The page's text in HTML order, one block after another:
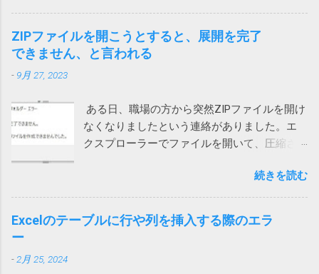
リが破損て驚いた」（原文ママ）。わけのわ
からん高齢者に無用なストレスを与えていま
す。 大体レジストリーとか言って、それの意
ックはひどいことになっているけれど、個人
向けのノートンライフロックは大丈夫みたい
と思っていたら、こんなことになるとは。 も
う、セキュリティ製品を買うのはやめて、
Windows に最初からついてくる Microsoft
いう余計な問題も起きないし。 2022/9/1 追
プリを再インストール ローカルネットワーク
へのアクセス許可 今回は、上記対策を試して
も直らないiPhoneがありました。 通話する際
に一瞬チラッと次の画面が見えます。 そこ
Teamsを選んでも変更できます） これで、通
話が切れなくなりました。 アプリインストー
ル時に許可を求められたような気がします。
うのでしょう。 Wi-Fiを使うと切れる 別のユー
ザーから問い合わせがあり、上記対策を行っ
ても通話すると切れる状態に。しかも、私か
ZIPファイルを開こうとすると、展開を完了
できません、と言われる
- 9月 27, 2023
ある日、職場の方から突然ZIPファイルを開け
なくなりましたという連絡がありました。エ
クスプローラーでファイルを開いて、圧縮さ
と、「展開を完了できません。展開先ファイ
ルを作成できませんでした。」というメッセ
ージが表示され、ファイルの中身が表示され
ません。 7zipからは開くことができるので、
続きを読む
Excelのテーブルに行や列を挿入する際のエラ
ー
- 2月 25, 2024